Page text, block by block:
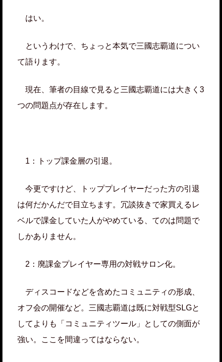
はい。
というわけで、ちょっと本気で三國志覇道につい
て語ります。
現在、筆者の目線で見ると三國志覇道には大きく3
つの問題点が存在します。
1：トップ課金層の引退。
今更ですけど、トッププレイヤーだった方の引退
は何だかんだで目立ちます。冗談抜きで家買えるレ
ベルで課金していた人がやめている、てのは問題で
しかありません。
2：廃課金プレイヤー専用の対戦サロン化。
ディスコードなどを含めたコミュニティの形成、
オフ会の開催など。三國志覇道は既に対戦型SLGと
してよりも「コミュニティツール」としての側面が
強い。ここを間違ってはならない。